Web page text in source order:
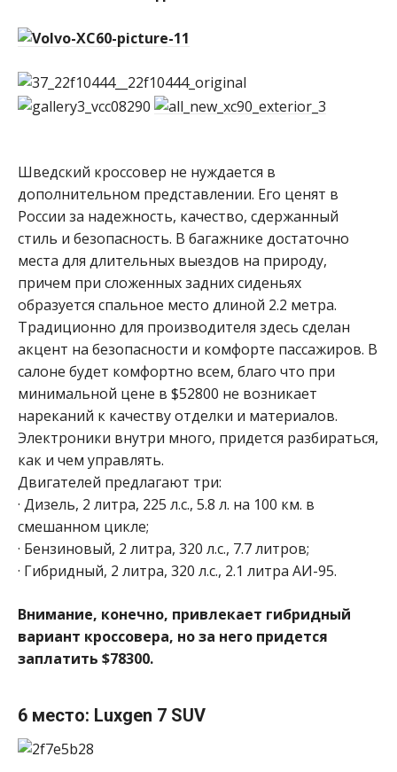
Шведский кроссовер не нуждается в
дополнительном представлении. Его ценят в
России за надежность, качество, сдержанный
стиль и безопасность. В багажнике достаточно
места для длительных выездов на природу,
причем при сложенных задних сиденьях
образуется спальное место длиной 2.2 метра.
Традиционно для производителя здесь сделан
акцент на безопасности и комфорте пассажиров. В
салоне будет комфортно всем, благо что при
минимальной цене в $52800 не возникает
нареканий к качеству отделки и материалов.
Электроники внутри много, придется разбираться,
как и чем управлять.
Двигателей предлагают три:
· Дизель, 2 литра, 225 л.с., 5.8 л. на 100 км. в
смешанном цикле;
· Бензиновый, 2 литра, 320 л.с., 7.7 литров;
· Гибридный, 2 литра, 320 л.с., 2.1 литра АИ-95.
Внимание, конечно, привлекает гибридный
вариант кроссовера, но за него придется
заплатить $78300.
6 место: Luxgen 7 SUV